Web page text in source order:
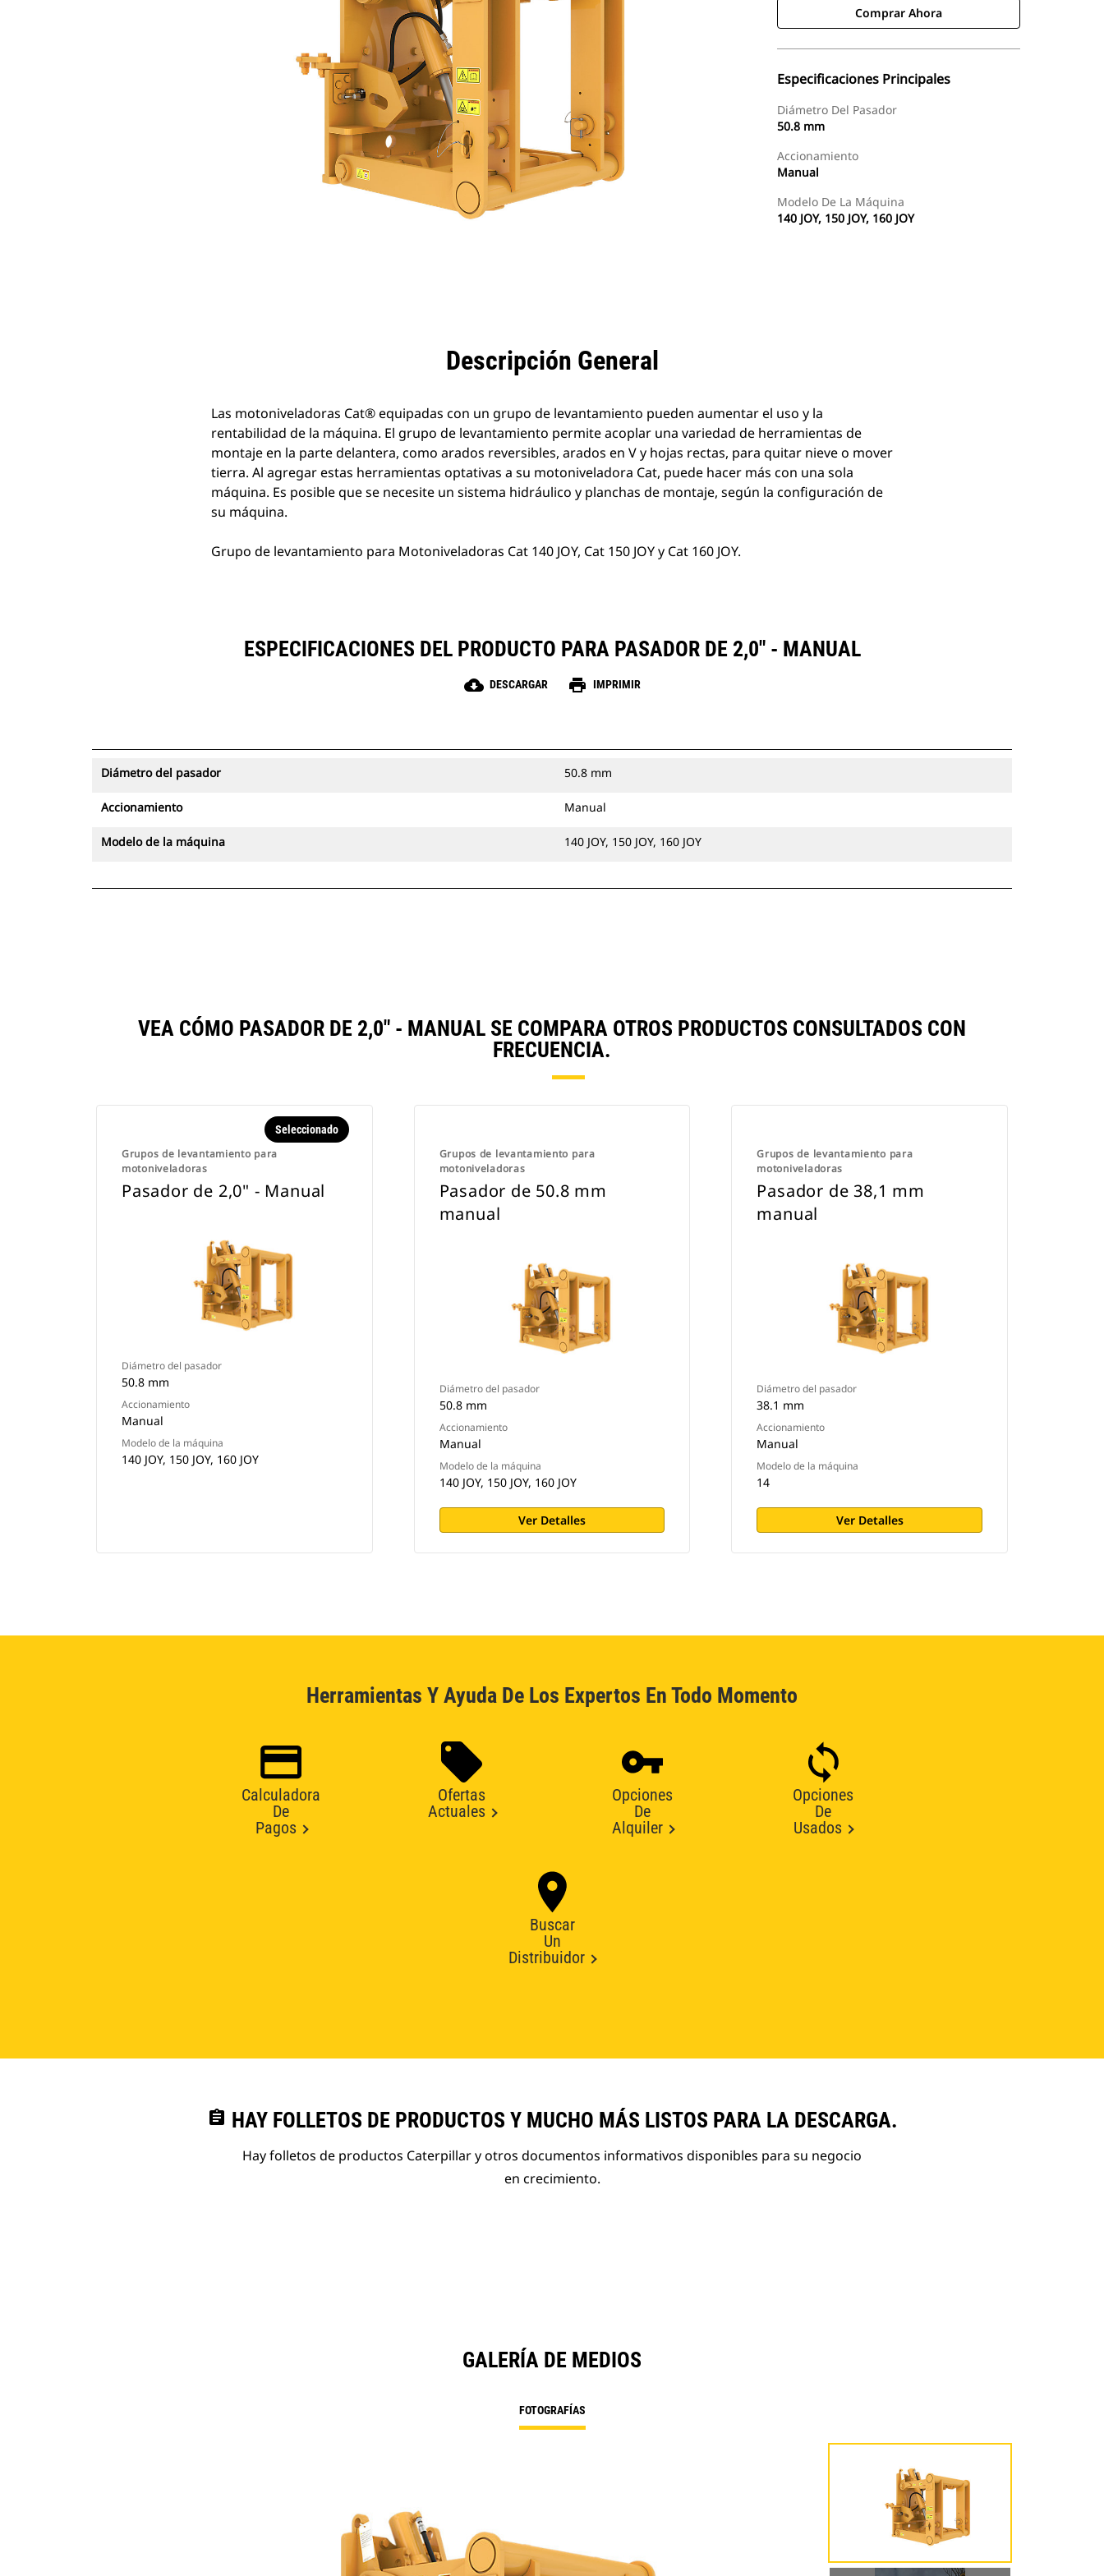
Comprar Ahora
Especificaciones Principales
Diámetro Del Pasador
50.8 mm
Accionamiento
Manual
Modelo De La Máquina
140 JOY, 150 JOY, 160 JOY
Descripción General
Las motoniveladoras Cat® equipadas con un grupo de levantamiento pueden aumentar el uso y la
rentabilidad de la máquina. El grupo de levantamiento permite acoplar una variedad de herramientas de
montaje en la parte delantera, como arados reversibles, arados en V y hojas rectas, para quitar nieve o mover
tierra. Al agregar estas herramientas optativas a su motoniveladora Cat, puede hacer más con una sola
máquina. Es posible que se necesite un sistema hidráulico y planchas de montaje, según la configuración de
su máquina.
Grupo de levantamiento para Motoniveladoras Cat 140 JOY, Cat 150 JOY y Cat 160 JOY.
ESPECIFICACIONES DEL PRODUCTO PARA PASADOR DE 2,0" - MANUAL
cloud_download DESCARGAR print IMPRIMIR
Diámetro del pasador 50.8 mm
Accionamiento Manual
Modelo de la máquina 140 JOY, 150 JOY, 160 JOY
VEA CÓMO PASADOR DE 2,0" - MANUAL SE COMPARA OTROS PRODUCTOS CONSULTADOS CON
FRECUENCIA.
Grupos de levantamiento para
motoniveladoras
Seleccionado
Pasador de 2,0" - Manual
Diámetro del pasador
50.8 mm
Accionamiento
Manual
Modelo de la máquina
140 JOY, 150 JOY, 160 JOY
Grupos de levantamiento para
motoniveladoras
Pasador de 50.8 mm
manual
Diámetro del pasador
50.8 mm
Accionamiento
Manual
Modelo de la máquina
140 JOY, 150 JOY, 160 JOY
Ver Detalles
Grupos de levantamiento para
motoniveladoras
Pasador de 38,1 mm
manual
Diámetro del pasador
38.1 mm
Accionamiento
Manual
Modelo de la máquina
14
Ver Detalles
Herramientas Y Ayuda De Los Expertos En Todo Momento
Calculadora
De
Pagos
Ofertas
Actuales
Opciones
De
Alquiler
Opciones
De
Usados
Buscar
Un
Distribuidor
assignment HAY FOLLETOS DE PRODUCTOS Y MUCHO MÁS LISTOS PARA LA DESCARGA.
Hay folletos de productos Caterpillar y otros documentos informativos disponibles para su negocio
en crecimiento.
GALERÍA DE MEDIOS
FOTOGRAFÍAS